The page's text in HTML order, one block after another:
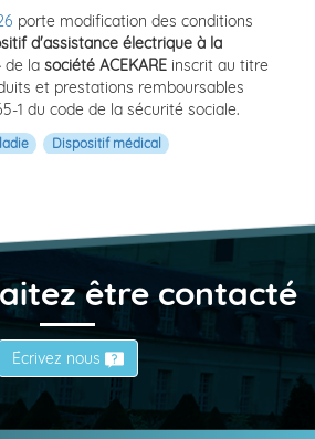
porte modification des conditions
d'assistance électrique à la
de la société ACEKARE inscrit au titre
et prestations remboursables
1 du code de la sécurité sociale.
Dispositif médical
être contacté
Écrivez nous